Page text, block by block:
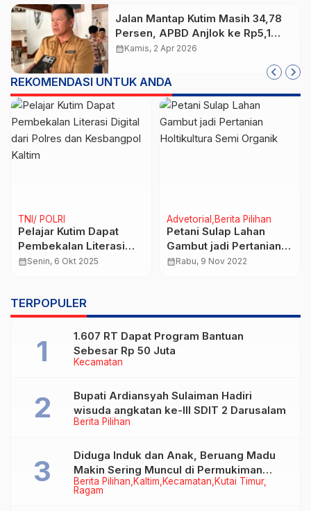
Jalan Mantap Kutim Masih 34,78
Persen, APBD Anjlok ke Rp5,1
Triliun
calendar_monthKamis, 2 Apr 2026
REKOMENDASI UNTUK ANDA
TNI/ POLRI
Pelajar Kutim Dapat
Pembekalan Literasi
Digital dari Polres dan
calendar_monthSenin, 6 Okt 2025
Advetorial Berita Pilihan
Petani Sulap Lahan
Gambut jadi Pertanian
Holtikultura Semi
calendar_monthRabu, 9 Nov 2022
TERPOPULER
Kecamatan
1.607 RT Dapat Program Bantuan
Sebesar Rp 50 Juta
Berita Pilihan
Bupati Ardiansyah Sulaiman Hadiri
wisuda angkatan ke-III SDIT 2 Darusalam
Berita Pilihan Kaltim Kecamatan Kutai Timur
Ragam
Diduga Induk dan Anak, Beruang Madu
Makin Sering Muncul di Permukiman
Warga